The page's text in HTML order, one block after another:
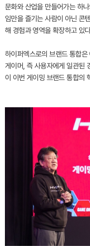
문화와 산업을 만들어가는 하
임만을 즐기는 사람이 아닌 콘
해 경험과 영역을 확장하고 있
하이퍼엑스로의 브랜드 통합
게이머, 즉 사용자에게 일관된
이 이번 게이밍 브랜드 통합의